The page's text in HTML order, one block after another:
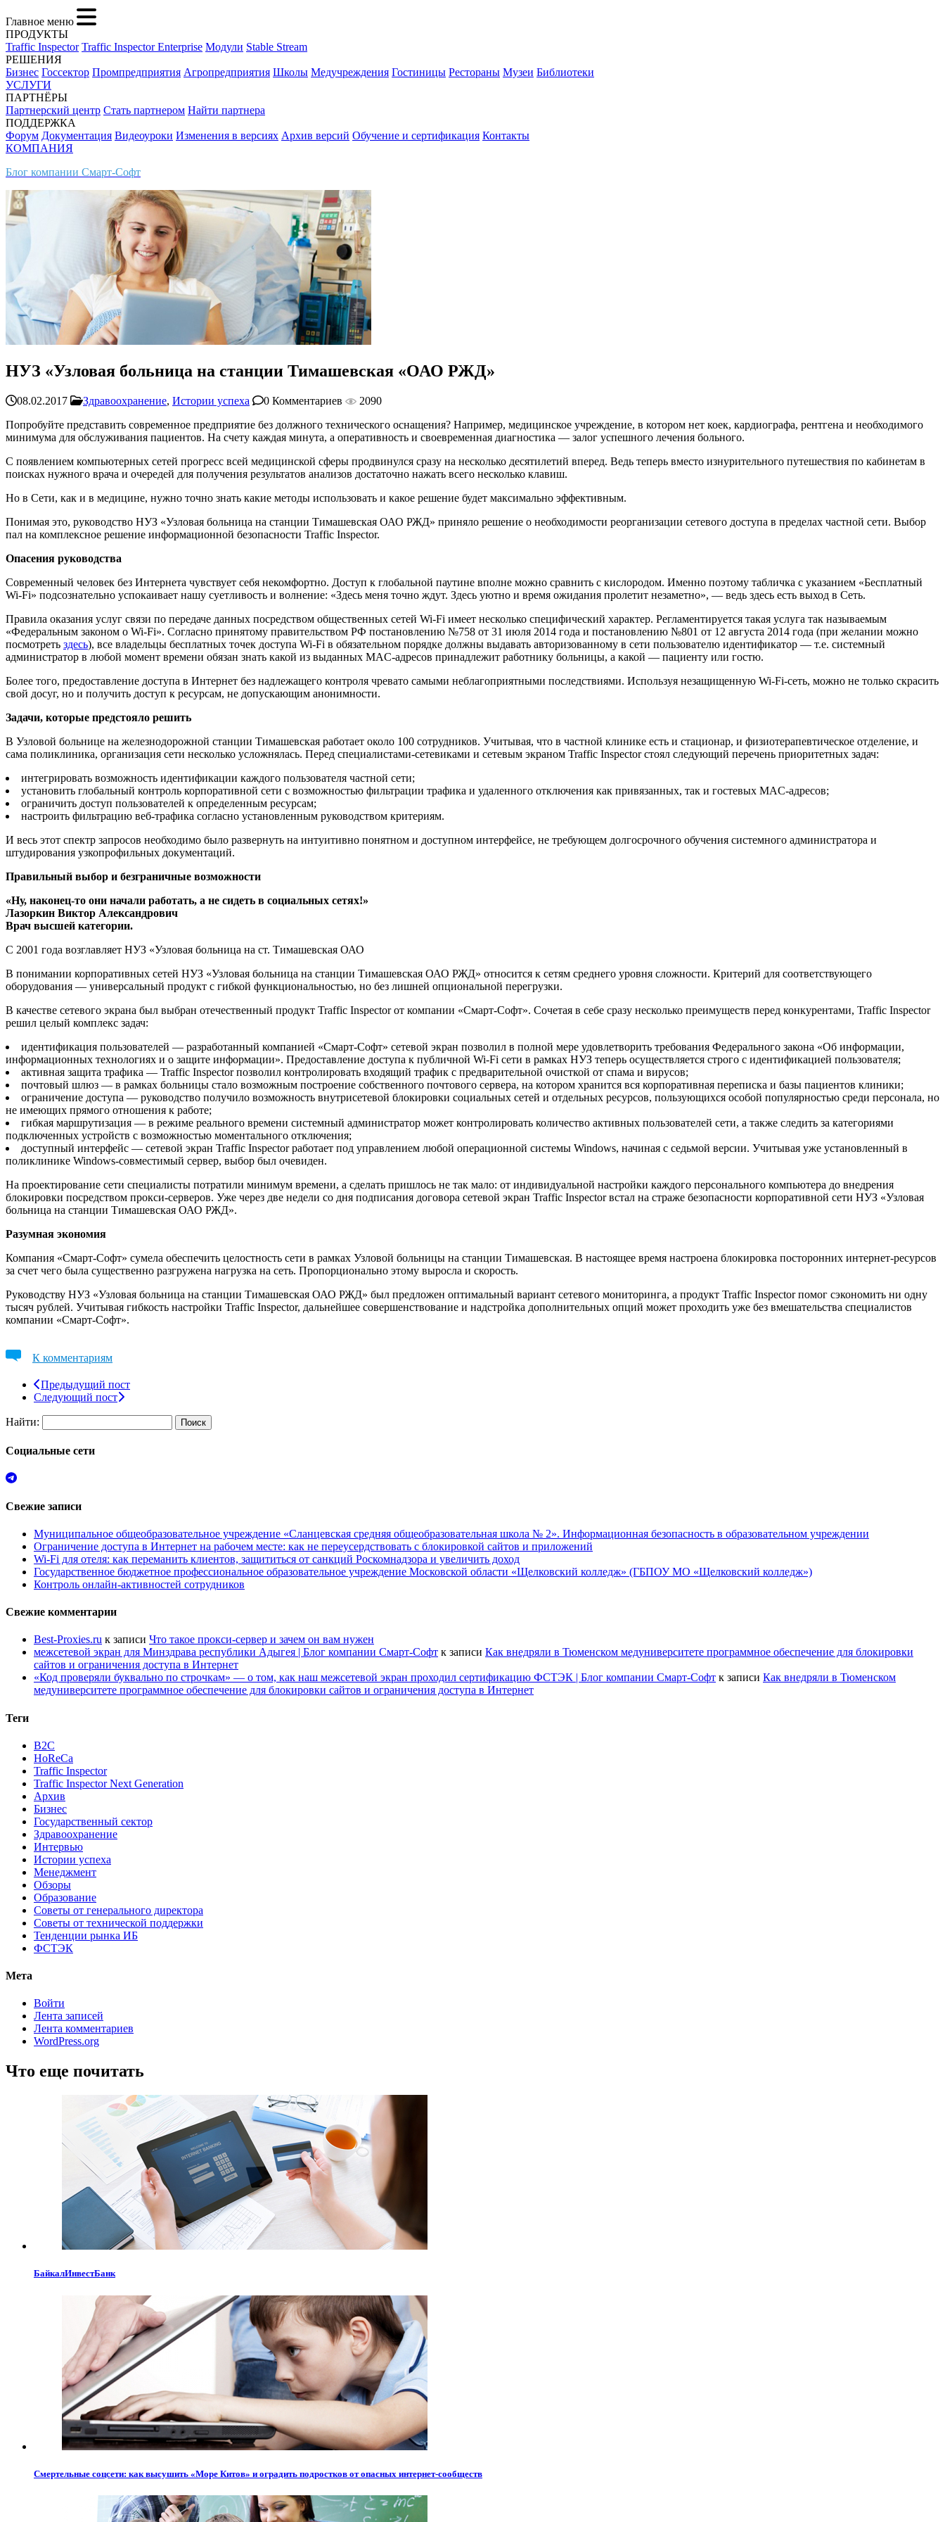
Главное меню
ПРОДУКТЫ
Traffic Inspector Traffic Inspector Enterprise Модули Stable Stream
РЕШЕНИЯ
Бизнес Госсектор Промпредприятия Агропредприятия Школы Медучреждения Гостиницы Рестораны Музеи Библиотеки
УСЛУГИ
ПАРТНЁРЫ
Партнерский центр Стать партнером Найти партнера
ПОДДЕРЖКА
Форум Документация Видеоуроки Изменения в версиях Архив версий Обучение и сертификация Контакты
КОМПАНИЯ
Блог компании Смарт-Софт
НУЗ «Узловая больница на станции Тимашевская «ОАО РЖД»
08.02.2017 Здравоохранение, Истории успеха 0 Комментариев
2090
Попробуйте представить современное предприятие без должного технического оснащения? Например, медицинское учреждение, в котором нет коек, кардиографа, рентгена и необходимого
минимума для обслуживания пациентов. На счету каждая минута, а оперативность и своевременная диагностика — залог успешного лечения больного.
С появлением компьютерных сетей прогресс всей медицинской сферы продвинулся сразу на несколько десятилетий вперед. Ведь теперь вместо изнурительного путешествия по кабинетам в
поисках нужного врача и очередей для получения результатов анализов достаточно нажать всего несколько клавиш.
Но в Сети, как и в медицине, нужно точно знать какие методы использовать и какое решение будет максимально эффективным.
Понимая это, руководство НУЗ «Узловая больница на станции Тимашевская ОАО РЖД» приняло решение о необходимости реорганизации сетевого доступа в пределах частной сети. Выбор
пал на комплексное решение информационной безопасности Traffic Inspector.
Опасения руководства
Современный человек без Интернета чувствует себя некомфортно. Доступ к глобальной паутине вполне можно сравнить с кислородом. Именно поэтому табличка с указанием «Бесплатный
Wi-Fi» подсознательно успокаивает нашу суетливость и волнение: «Здесь меня точно ждут. Здесь уютно и время ожидания пролетит незаметно», — ведь здесь есть выход в Сеть.
Правила оказания услуг связи по передаче данных посредством общественных сетей Wi-Fi имеет несколько специфический характер. Регламентируется такая услуга так называемым
«Федеральным законом о Wi-Fi». Согласно принятому правительством РФ постановлению №758 от 31 июля 2014 года и постановлению №801 от 12 августа 2014 года (при желании можно
посмотреть здесь), все владельцы бесплатных точек доступа Wi-Fi в обязательном порядке должны выдавать авторизованному в сети пользователю идентификатор — т.е. системный
администратор в любой момент времени обязан знать какой из выданных MAC-адресов принадлежит работнику больницы, а какой — пациенту или гостю.
Более того, предоставление доступа в Интернет без надлежащего контроля чревато самыми неблагоприятными последствиями. Используя незащищенную Wi-Fi-сеть, можно не только скрасить
свой досуг, но и получить доступ к ресурсам, не допускающим анонимности.
Задачи, которые предстояло решить
В Узловой больнице на железнодорожной станции Тимашевская работает около 100 сотрудников. Учитывая, что в частной клинике есть и стационар, и физиотерапевтическое отделение, и
сама поликлиника, организация сети несколько усложнялась. Перед специалистами-сетевиками и сетевым экраном Traffic Inspector стоял следующий перечень приоритетных задач:
интегрировать возможность идентификации каждого пользователя частной сети;
установить глобальный контроль корпоративной сети с возможностью фильтрации трафика и удаленного отключения как привязанных, так и гостевых MAC-адресов;
ограничить доступ пользователей к определенным ресурсам;
настроить фильтрацию веб-трафика согласно установленным руководством критериям.
И весь этот спектр запросов необходимо было развернуть на интуитивно понятном и доступном интерфейсе, не требующем долгосрочного обучения системного администратора и
штудирования узкопрофильных документаций.
Правильный выбор и безграничные возможности
«Ну, наконец-то они начали работать, а не сидеть в социальных сетях!»
Лазоркин Виктор Александрович
Врач высшей категории.
С 2001 года возглавляет НУЗ «Узловая больница на ст. Тимашевская ОАО
В понимании корпоративных сетей НУЗ «Узловая больница на станции Тимашевская ОАО РЖД» относится к сетям среднего уровня сложности. Критерий для соответствующего
оборудования — универсальный продукт с гибкой функциональностью, но без лишней опциональной перегрузки.
В качестве сетевого экрана был выбран отечественный продукт Traffic Inspector от компании «Смарт-Софт». Сочетая в себе сразу несколько преимуществ перед конкурентами, Traffic Inspector
решил целый комплекс задач:
идентификация пользователей — разработанный компанией «Смарт-Софт» сетевой экран позволил в полной мере удовлетворить требования Федерального закона «Об информации,
информационных технологиях и о защите информации». Предоставление доступа к публичной Wi-Fi сети в рамках НУЗ теперь осуществляется строго с идентификацией пользователя;
активная защита трафика — Traffic Inspector позволил контролировать входящий трафик с предварительной очисткой от спама и вирусов;
почтовый шлюз — в рамках больницы стало возможным построение собственного почтового сервера, на котором хранится вся корпоративная переписка и базы пациентов клиники;
ограничение доступа — руководство получило возможность внутрисетевой блокировки социальных сетей и отдельных ресурсов, пользующихся особой популярностью среди персонала, но
не имеющих прямого отношения к работе;
гибкая маршрутизация — в режиме реального времени системный администратор может контролировать количество активных пользователей сети, а также следить за категориями
подключенных устройств с возможностью моментального отключения;
доступный интерфейс — сетевой экран Traffic Inspector работает под управлением любой операционной системы Windows, начиная с седьмой версии. Учитывая уже установленный в
поликлинике Windows-совместимый сервер, выбор был очевиден.
На проектирование сети специалисты потратили минимум времени, а сделать пришлось не так мало: от индивидуальной настройки каждого персонального компьютера до внедрения
блокировки посредством прокси-серверов. Уже через две недели со дня подписания договора сетевой экран Traffic Inspector встал на страже безопасности корпоративной сети НУЗ «Узловая
больница на станции Тимашевская ОАО РЖД».
Разумная экономия
Компания «Смарт-Софт» сумела обеспечить целостность сети в рамках Узловой больницы на станции Тимашевская. В настоящее время настроена блокировка посторонних интернет-ресурсов
за счет чего была существенно разгружена нагрузка на сеть. Пропорционально этому выросла и скорость.
Руководству НУЗ «Узловая больница на станции Тимашевская ОАО РЖД» был предложен оптимальный вариант сетевого мониторинга, а продукт Traffic Inspector помог сэкономить ни одну
тысяч рублей. Учитывая гибкость настройки Traffic Inspector, дальнейшее совершенствование и надстройка дополнительных опций может проходить уже без вмешательства специалистов
компании «Смарт-Софт».
К комментариям
Предыдущий пост
Следующий пост
Найти:
Социальные сети
Свежие записи
Муниципальное общеобразовательное учреждение «Сланцевская средняя общеобразовательная школа № 2». Информационная безопасность в образовательном учреждении
Ограничение доступа в Интернет на рабочем месте: как не переусердствовать с блокировкой сайтов и приложений
Wi-Fi для отеля: как переманить клиентов, защититься от санкций Роскомнадзора и увеличить доход
Государственное бюджетное профессиональное образовательное учреждение Московской области «Щелковский колледж» (ГБПОУ МО «Щелковский колледж»)
Контроль онлайн-активностей сотрудников
Свежие комментарии
Best-Proxies.ru к записи Что такое прокси-сервер и зачем он вам нужен
межсетевой экран для Минздрава республики Адыгея | Блог компании Смарт-Софт к записи Как внедряли в Тюменском медуниверситете программное обеспечение для блокировки
сайтов и ограничения доступа в Интернет
«Код проверяли буквально по строчкам» — о том, как наш межсетевой экран проходил сертификацию ФСТЭК | Блог компании Смарт-Софт к записи Как внедряли в Тюменском
медуниверситете программное обеспечение для блокировки сайтов и ограничения доступа в Интернет
Теги
B2C
HoReCa
Traffic Inspector
Traffic Inspector Next Generation
Архив
Бизнес
Государственный сектор
Здравоохранение
Интервью
Истории успеха
Менеджмент
Обзоры
Образование
Советы от генерального директора
Советы от технической поддержки
Тенденции рынка ИБ
ФСТЭК
Мета
Войти
Лента записей
Лента комментариев
WordPress.org
Что еще почитать
БайкалИнвестБанк
Смертельные соцсети: как высушить «Море Китов» и оградить подростков от опасных интернет-сообществ